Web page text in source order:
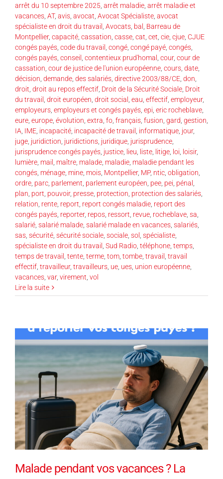
arrêt du 10 septembre 2025 arrêt maladie arrêt maladie et
vacances AT, avis avocat Avocat Spécialiste avocat
spécialiste en droit du travail
Avocats bal
Barreau de
Montpellier, capacité cassation casse cat cet cie cjue CJUE
congés payés code du travail congé congé payé congés
congés payés conseil contentieux prud'homal cour, cour de
cassation cour de justice de l'union européenne cours date
décision demande des salariés directive 2003/88/CE don
droit droit au repos effectif Droit de la Sécurité Sociale Droit
du travail
droit européen droit social eau effectif employeur,
employeurs employeurs et congés payés epi eric rocheblave
eure europe évolution extra fo français fusion gard gestion
IA IME incapacité incapacité de travail informatique jour,
juge juridiction juridictions juridique jurisprudence
jurisprudence congés payés justice lieu liste litige loi loisir,
lumière mail maître malade maladie maladie pendant les
congés ménage mine mois Montpellier, MP, ntic obligation
ordre parc parlement parlement européen pee pei pénal
plan port pouvoir, presse protection protection des salariés
relation rente report report congés maladie report des
congés payés reporter, repos ressort revue rocheblave sa
salarié salarié malade salarié malade en vacances salariés
sas sécurité sécurité sociale sociale sol spécialiste
spécialiste en droit du travail
Sud Radio téléphone temps
temps de travail
tente terme tom tombe travail
travail
effectif travailleur, travailleurs ue ues union européenne
vacances var, virement vol
Lire la suite
Malade pendant vos vacances ? La